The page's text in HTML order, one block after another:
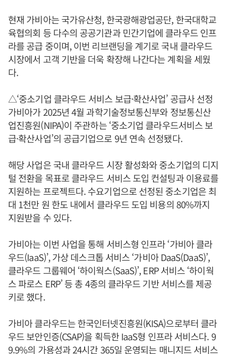
현재 가비아는 국가유산청, 한국광해광업공단, 한국대학교
육협의회 등 다수의 공공기관과 민간기업에 클라우드 인프
라를 공급 중이며, 이번 리브랜딩을 계기로 국내 클라우드
시장에서 고객 기반을 더욱 확장해 나간다는 계획을 세웠
다.
△‘중소기업 클라우드 서비스 보급·확산사업’ 공급사 선정
가비아가 2025년 4월 과학기술정보통신부와 정보통신산
업진흥원(NIPA)이 주관하는 ‘중소기업 클라우드서비스 보
급·확산사업’의 공급기업으로 9년 연속 선정됐다.
해당 사업은 국내 클라우드 시장 활성화와 중소기업의 디지
털 전환을 목표로 클라우드 서비스 도입 컨설팅과 이용료를
지원하는 프로젝트다. 수요기업으로 선정된 중소기업은 최
대 1천만 원 한도 내에서 클라우드 도입 비용의 80%까지
지원받을 수 있다.
가비아는 이번 사업을 통해 서비스형 인프라 ‘가비아 클라
우드(IaaS)’, 가상 데스크톱 서비스 ‘가비아 DaaS(DaaS)’,
클라우드 그룹웨어 ‘하이웍스(SaaS)’, ERP 서비스 ‘하이웍
스 파로스 ERP’ 등 총 4종의 클라우드 기반 서비스를 제공
키로 했다.
가비아 클라우드는 한국인터넷진흥원(KISA)으로부터 클라
우드 보안인증(CSAP)을 획득한 IaaS형 인프라 서비스다. 9
9.9%의 가용성과 24시간 365일 운영되는 매니지드 서비스